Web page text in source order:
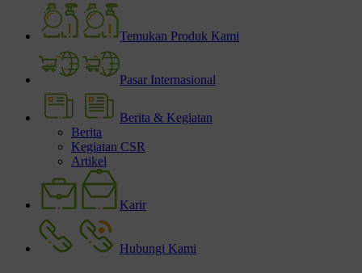
Temukan Produk Kami
Pasar Internasional
Berita & Kegiatan
Berita
Kegiatan CSR
Artikel
Karir
Hubungi Kami